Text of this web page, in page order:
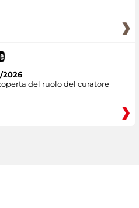
2026
del ruolo del curatore